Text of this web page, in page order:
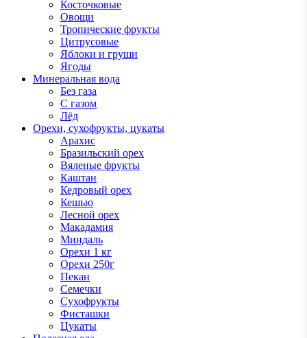
Косточковые
Овощи
Тропические фрукты
Цитрусовые
Яблоки и груши
Ягоды
Минеральная вода
Без газа
С газом
Лёд
Орехи, сухофрукты, цукаты
Арахис
Бразильский орех
Вяленые фрукты
Каштан
Кедровый орех
Кешью
Лесной орех
Макадамия
Миндаль
Орехи 1 кг
Орехи 250г
Пекан
Семечки
Сухофрукты
Фисташки
Цукаты